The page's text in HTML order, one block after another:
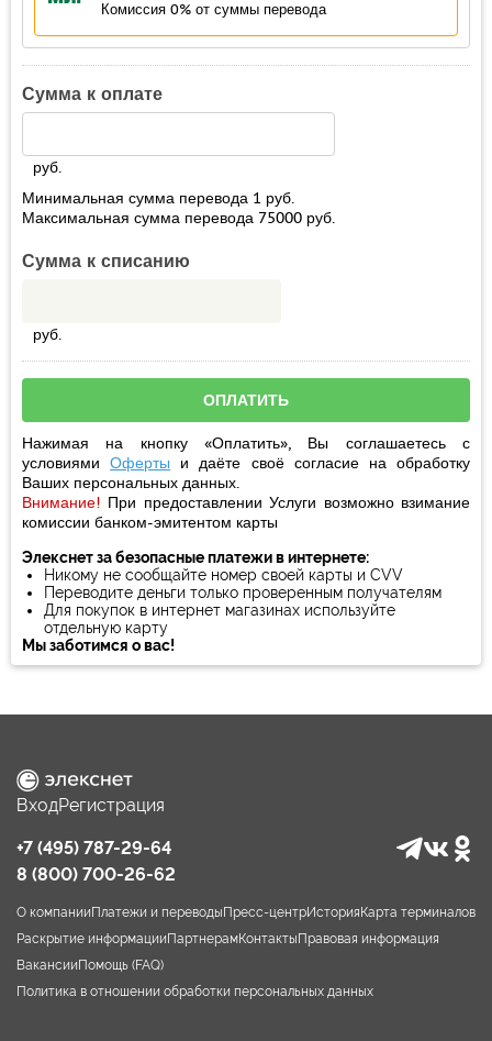
Комиссия 0% от суммы перевода
Сумма к оплате
руб.
Минимальная сумма перевода 1 руб.
Максимальная сумма перевода 75000 руб.
Сумма к списанию
руб.
Нажимая на кнопку «Оплатить», Вы соглашаетесь с
условиямиОферты и даёте своё согласиена обработку
Ваших персональных данных.
Внимание! При предоставлении Услуги возможно взимание
комиссии банком-эмитентом карты
Элекснет за безопасные платежи в интернете:
Никому не сообщайте номер своей карты и CVV
Переводите деньги только проверенным получателям
Для покупок в интернет магазинах используйте
отдельную карту
Мы заботимся о вас!
ВходРегистрация
+7 (495) 787-29-64
8 (800) 700-26-62
О компании Платежи и переводы Пресс-центрИстория Карта терминалов
Раскрытие информации ПартнерамКонтакты Правовая информация
Вакансии Помощь (FAQ)
Политика в отношении обработки персональных данных